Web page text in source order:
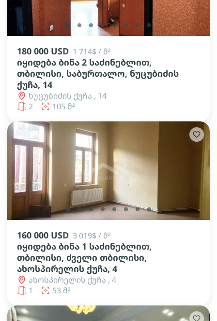
lens lens lens lens lens lens lens lens
180 000 USD 1 714$ / მ²
იყიდება ბინა 2 საძინებლით,
თბილისი, საბურთალო, ნუცუბიძის
ქუჩა, 14
ნუცუბიძის ქუჩა , 14
2
105 მ²
lens lens lens lens lens lens lens lens
160 000 USD 3 019$ / მ²
იყიდება ბინა 1 საძინებლით,
თბილისი, ძველი თბილისი,
ახოსპირელის ქუჩა, 4
ახოსპირელის ქუჩა , 4
1
53 მ²